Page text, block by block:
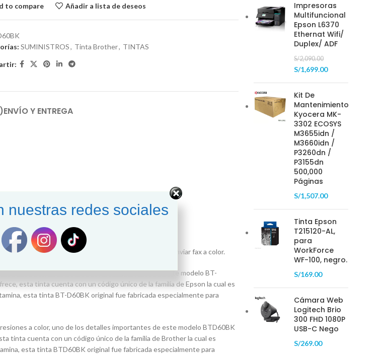
to compare Añadir a lista de deseos
SUMINISTROS , Tinta Brother, TINTAS
ENVÍO Y ENTREGA
y tu oficina. Te permite escanear, copiar, imprimir y enviar fax a color.
a color, uno de los detalles importantes de este modelo BT-
esta tinta cuenta con un código único de la familia de Epson la cual es
esta tinta BT-D60BK original fue fabricada especialmente para
a color, uno de los detalles importantes de este modelo BTD60BK
tinta cuenta con un código único de la familia de Brother la cual es
esta tinta BTD60BK original fue fabricada especialmente para
Impresoras
Multifuncional
Epson L6370
Ethernat Wifi/
Duplex/ ADF
S/2,090.00
S/1,699.00
Kit De
Mantenimiento
Kyocera MK-
3302 ECOSYS
M3655idn /
M3660idn /
P3260dn /
P3155dn
500,000
Páginas
S/1,507.00
Tinta Epson
T215120-AL,
para
WorkForce
WF-100, negro.
S/169.00
Cámara Web
Logitech Brio
300 FHD 1080P
USB-C Nego
S/269.00
nuestras redes sociales